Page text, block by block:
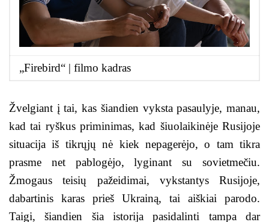
„Firebird“ | filmo kadras
Žvelgiant į tai, kas šiandien vyksta pasaulyje, manau,
kad tai ryškus priminimas, kad šiuolaikinėje Rusijoje
situacija iš tikrųjų nė kiek nepagerėjo, o tam tikra
prasme net pablogėjo, lyginant su sovietmečiu.
Žmogaus teisių pažeidimai, vykstantys Rusijoje,
dabartinis karas prieš Ukrainą, tai aiškiai parodo.
Taigi, šiandien šia istorija pasidalinti tampa dar